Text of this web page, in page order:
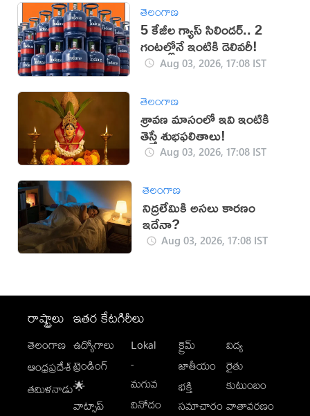
తెలంగాణ
5 కేజీల గ్యాస్ సిలిండర్.. 2
గంటల్లోనే ఇంటికి డెలివరీ!
Aug 03, 2026, 17:08 IST
తెలంగాణ
శ్రావణ మాసంలో ఇవి ఇంటికి
తెస్తే శుభఫలితాలు!
Aug 03, 2026, 17:08 IST
తెలంగాణ
నిద్రలేమికి అసలు కారణం
ఇదేనా?
Aug 03, 2026, 17:08 IST
రాష్ట్రాలు
తెలంగాణ
ఆంధ్రప్రదేశ్
తమిళనాడు
ఇతర కేటగిరీలు
ఉద్యోగాలు
ట్రెండింగ్
🌟
వాట్సాప్
Lokal
-
మగువ
వినోదం
క్రైమ్
జాతీయం
భక్తి
సమాచారం
విద్య
రైతు
కుటుంబం
వాతావరణం